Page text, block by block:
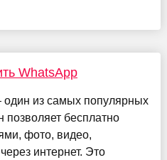
WhatsApp
из самых популярных
бесплатно
фото, видео,
интернет. Это